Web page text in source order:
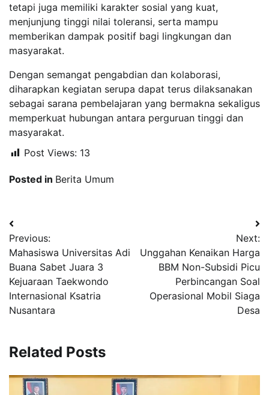
tetapi juga memiliki karakter sosial yang kuat,
menjunjung tinggi nilai toleransi, serta mampu
memberikan dampak positif bagi lingkungan dan
masyarakat.
Dengan semangat pengabdian dan kolaborasi,
diharapkan kegiatan serupa dapat terus dilaksanakan
sebagai sarana pembelajaran yang bermakna sekaligus
memperkuat hubungan antara perguruan tinggi dan
masyarakat.
Post Views: 13
Posted in Berita Umum
Navigasi
pos
Previous:
Mahasiswa Universitas Adi
Buana Sabet Juara 3
Kejuaraan Taekwondo
Internasional Ksatria
Nusantara
Next:
Unggahan Kenaikan Harga
BBM Non-Subsidi Picu
Perbincangan Soal
Operasional Mobil Siaga
Desa
Related Posts